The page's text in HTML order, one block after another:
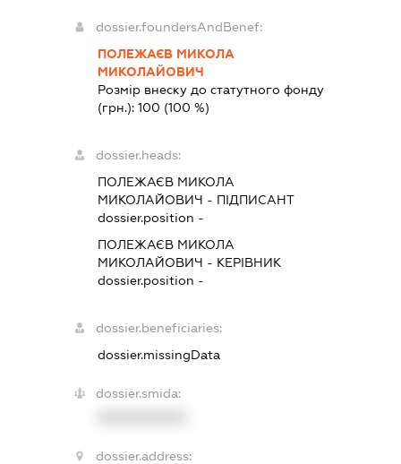
dossier.foundersAndBenef:
ПОЛЕЖАЄВ МИКОЛА
МИКОЛАЙОВИЧ
Розмір внеску до статутного фонду
(грн.): 100 (100 %)
dossier.heads:
ПОЛЕЖАЄВ МИКОЛА
МИКОЛАЙОВИЧ - ПІДПИСАНТ
dossier.position -
ПОЛЕЖАЄВ МИКОЛА
МИКОЛАЙОВИЧ - КЕРІВНИК
dossier.position -
dossier.beneficiaries:
dossier.missingData
dossier.smida:
dossier.address: